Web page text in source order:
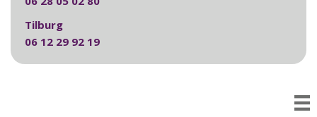
Tilburg
06 12 29 92 19